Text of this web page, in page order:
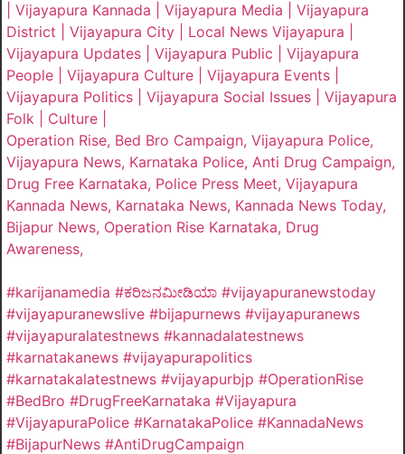
| Vijayapura Kannada | Vijayapura Media | Vijayapura
District | Vijayapura City | Local News Vijayapura |
Vijayapura Updates | Vijayapura Public | Vijayapura
People | Vijayapura Culture | Vijayapura Events |
Vijayapura Politics | Vijayapura Social Issues | Vijayapura
Folk | Culture |
Operation Rise, Bed Bro Campaign, Vijayapura Police,
Vijayapura News, Karnataka Police, Anti Drug Campaign,
Drug Free Karnataka, Police Press Meet, Vijayapura
Kannada News, Karnataka News, Kannada News Today,
Bijapur News, Operation Rise Karnataka, Drug
Awareness,
#karijanamedia #ಕರಿಜನಮೀಡಿಯಾ #vijayapuranewstoday
#vijayapuranewslive #bijapurnews #vijayapuranews
#vijayapuralatestnews #kannadalatestnews
#karnatakanews #vijayapurapolitics
#karnatakalatestnews #vijayapurbjp #OperationRise
#BedBro #DrugFreeKarnataka #Vijayapura
#VijayapuraPolice #KarnatakaPolice #KannadaNews
#BijapurNews #AntiDrugCampaign